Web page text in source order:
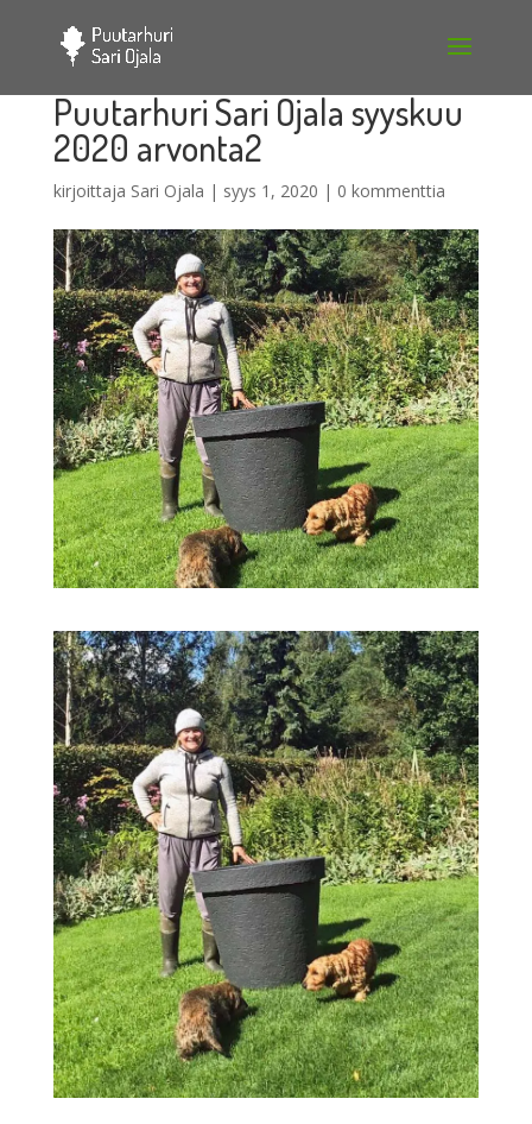
Puutarhuri Sari Ojala syyskuu
2020 arvonta2
kirjoittaja Sari Ojala | syys 1, 2020 | 0 kommenttia